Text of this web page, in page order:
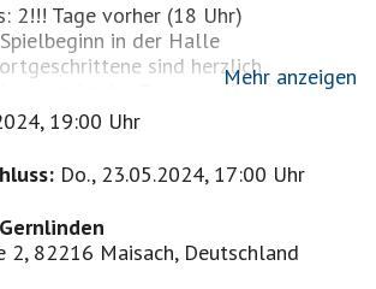
2!!! Tage vorher (18 Uhr)
in der Halle
sind herzlich
uns steht der Spass am Spiel im
absagt und nicht kommt, muß
beteiligen, egal ob auf der
steht und nachrückt. Ich freue
Mehr anzeigen
19:00 Uhr
Do., 23.05.2024, 17:00 Uhr
2, 82216 Maisach, Deutschland